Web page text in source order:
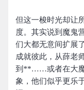
但这一梭时光却让
度。其实说到魔鬼
们大都无意间扩展
成就彼此，从薛老
到**……或者在大魔
象，他们似乎更乐